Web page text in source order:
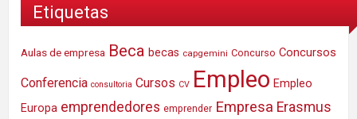
Etiquetas
Aulas de empresa Beca becas capgemini Concurso Concursos
Conferencia consultoria Cursos CV Empleo Empleo
Europa emprendedores emprender Empresa Erasmus